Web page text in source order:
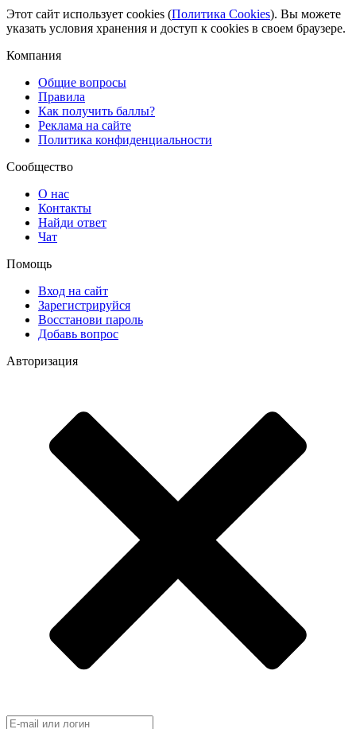
Этот сайт использует cookies (Политика Cookies). Вы можете
указать условия хранения и доступ к cookies в своем браузере.
Компания
Общие вопросы
Правила
Как получить баллы?
Реклама на сайте
Политика конфиденциальности
Сообщество
О нас
Контакты
Найди ответ
Чат
Помощь
Вход на сайт
Зарегистрируйся
Восстанови пароль
Добавь вопрос
Авторизация